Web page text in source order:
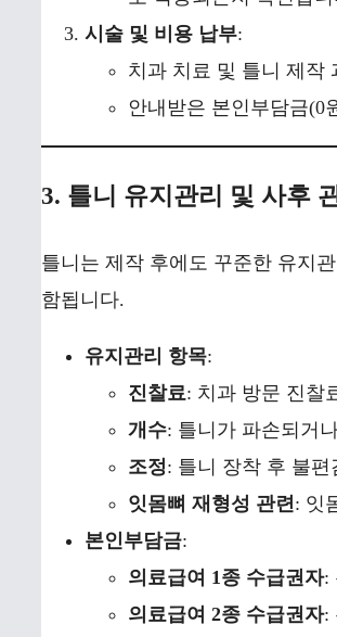
시술 및 비용 납부:
치과 치료 및 틀니 제작
안내받은 본인부담금(0
3. 틀니 유지관리 및 사후
틀니는 제작 후에도 꾸준한 유지
함됩니다.
유지관리 항목:
진찰료: 치과 방문 진찰
개수: 틀니가 파손되거
조정: 틀니 장착 후 불
잇몸뼈 재형성 관련: 잇
본인부담금:
의료급여 1종 수급권자:
의료급여 2종 수급권자: